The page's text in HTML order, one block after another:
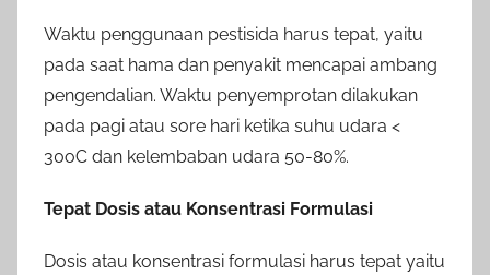
Waktu penggunaan pestisida harus tepat, yaitu
pada saat hama dan penyakit mencapai ambang
pengendalian. Waktu penyemprotan dilakukan
pada pagi atau sore hari ketika suhu udara <
30oC dan kelembaban udara 50-80%.
Tepat Dosis atau Konsentrasi Formulasi
Dosis atau konsentrasi formulasi harus tepat yaitu